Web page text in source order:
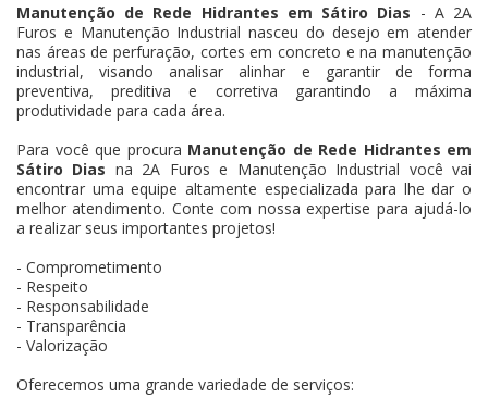
Manutenção de Rede Hidrantes em Sátiro Dias - A 2A
Furos e Manutenção Industrial nasceu do desejo em atender
nas áreas de perfuração, cortes em concreto e na manutenção
industrial, visando analisar alinhar e garantir de forma
preventiva, preditiva e corretiva garantindo a máxima
produtividade para cada área.
Para você que procura Manutenção de Rede Hidrantes em
Sátiro Dias na 2A Furos e Manutenção Industrial você vai
encontrar uma equipe altamente especializada para lhe dar o
melhor atendimento. Conte com nossa expertise para ajudá-lo
a realizar seus importantes projetos!
- Comprometimento
- Respeito
- Responsabilidade
- Transparência
- Valorização
Oferecemos uma grande variedade de serviços: